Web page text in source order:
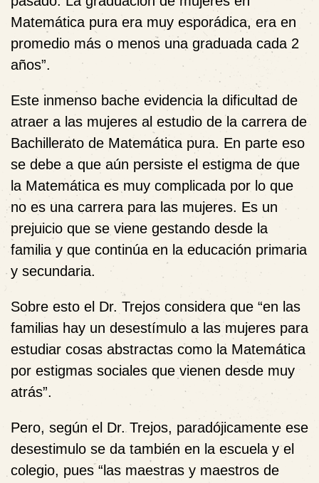
Matemática pura era muy esporádica, era en
promedio más o menos una graduada cada 2
años”.
Este inmenso bache evidencia la dificultad de
atraer a las mujeres al estudio de la carrera de
Bachillerato de Matemática pura. En parte eso
se debe a que aún persiste el estigma de que
la Matemática es muy complicada por lo que
no es una carrera para las mujeres. Es un
prejuicio que se viene gestando desde la
familia y que continúa en la educación primaria
y secundaria.
Sobre esto el Dr. Trejos considera que “en las
familias hay un desestímulo a las mujeres para
estudiar cosas abstractas como la Matemática
por estigmas sociales que vienen desde muy
atrás”.
Pero, según el Dr. Trejos, paradójicamente ese
desestimulo se da también en la escuela y el
colegio, pues “las maestras y maestros de